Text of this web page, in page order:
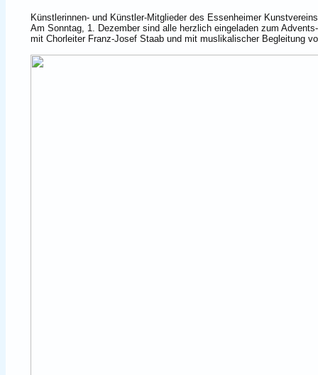
Künstlerinnen- und Künstler-Mitglieder des Essenheimer
Am Sonntag, 1. Dezember sind alle herzlich eingeladen zum
mit Chorleiter Franz-Josef Staab und mit muslikalischer Begleitung